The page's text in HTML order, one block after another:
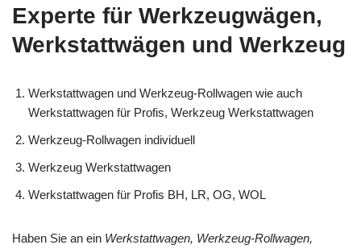
Experte für Werkzeugwägen,
Werkstattwägen und Werkzeug
Werkstattwagen und Werkzeug-Rollwagen wie auch
Werkstattwagen für Profis, Werkzeug Werkstattwagen
Werkzeug-Rollwagen individuell
Werkzeug Werkstattwagen
Werkstattwagen für Profis BH, LR, OG, WOL
Haben Sie an ein Werkstattwagen, Werkzeug-Rollwagen,